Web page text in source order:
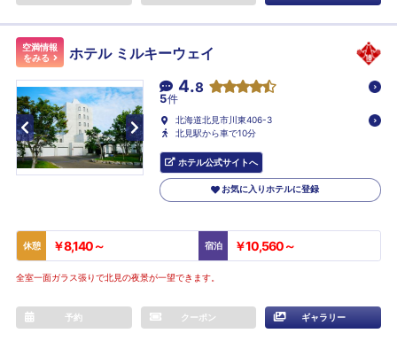
空満情報
をみる
ホテル ミルキーウェイ
4.8
5件
北海道北見市川東406-3
北見駅から車で10分
ホテル公式サイトへ
お気に入りホテルに登録
休憩 ￥8,140～ 宿泊 ￥10,560～
全室一面ガラス張りで北見の夜景が一望できます。
予約 クーポン ギャラリー